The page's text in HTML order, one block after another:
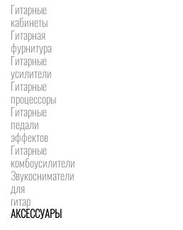
Гитарные
кабинеты
Гитарная
фурнитура
Гитарные
усилители
Гитарные
процессоры
Гитарные
педали
эффектов
Гитарные
комбоусилители
Звукосниматели
для
гитар
АКСЕССУАРЫ